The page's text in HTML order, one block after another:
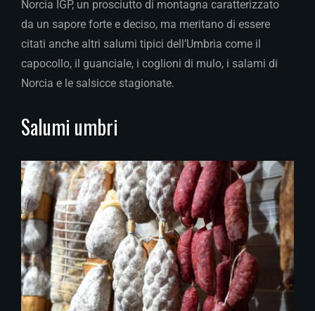
Norcia IGP, un prosciutto di montagna caratterizzato
da un sapore forte e deciso, ma meritano di essere
citati anche altri salumi tipici dell’Umbria come il
capocollo, il guanciale, i coglioni di mulo, i salami di
Norcia e le salsicce stagionate.
Salumi umbri